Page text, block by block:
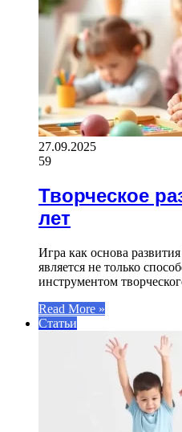
27.09.2025
59
Творческое
лет
Игра как основа
является не только
инструментом
Read More »
Статьи